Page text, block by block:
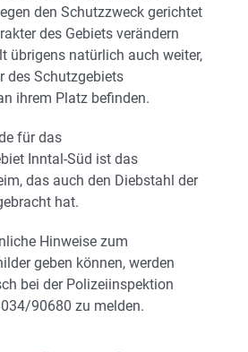
den Schutzzweck gerichtet
des Gebiets verändern
übrigens natürlich auch weiter,
des Schutzgebiets
ihrem Platz befinden.
für das
Inntal-Süd ist das
das auch den Diebstahl der
hat.
Hinweise zum
geben können, werden
bei der Polizeiinspektion
90680 zu melden.